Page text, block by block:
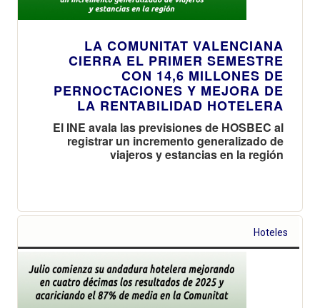
LA COMUNITAT VALENCIANA
CIERRA EL PRIMER SEMESTRE
CON 14,6 MILLONES DE
PERNOCTACIONES Y MEJORA DE
LA RENTABILIDAD HOTELERA
El INE avala las previsiones de HOSBEC al
registrar un incremento generalizado de
viajeros y estancias en la región
Hoteles